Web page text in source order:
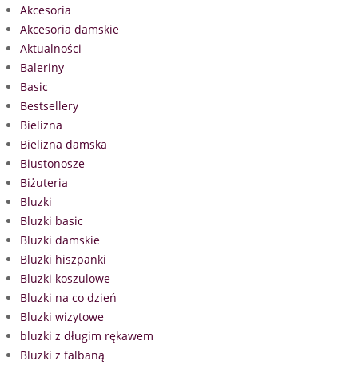
Akcesoria
Akcesoria damskie
Aktualności
Baleriny
Basic
Bestsellery
Bielizna
Bielizna damska
Biustonosze
Biżuteria
Bluzki
Bluzki basic
Bluzki damskie
Bluzki hiszpanki
Bluzki koszulowe
Bluzki na co dzień
Bluzki wizytowe
bluzki z długim rękawem
Bluzki z falbaną